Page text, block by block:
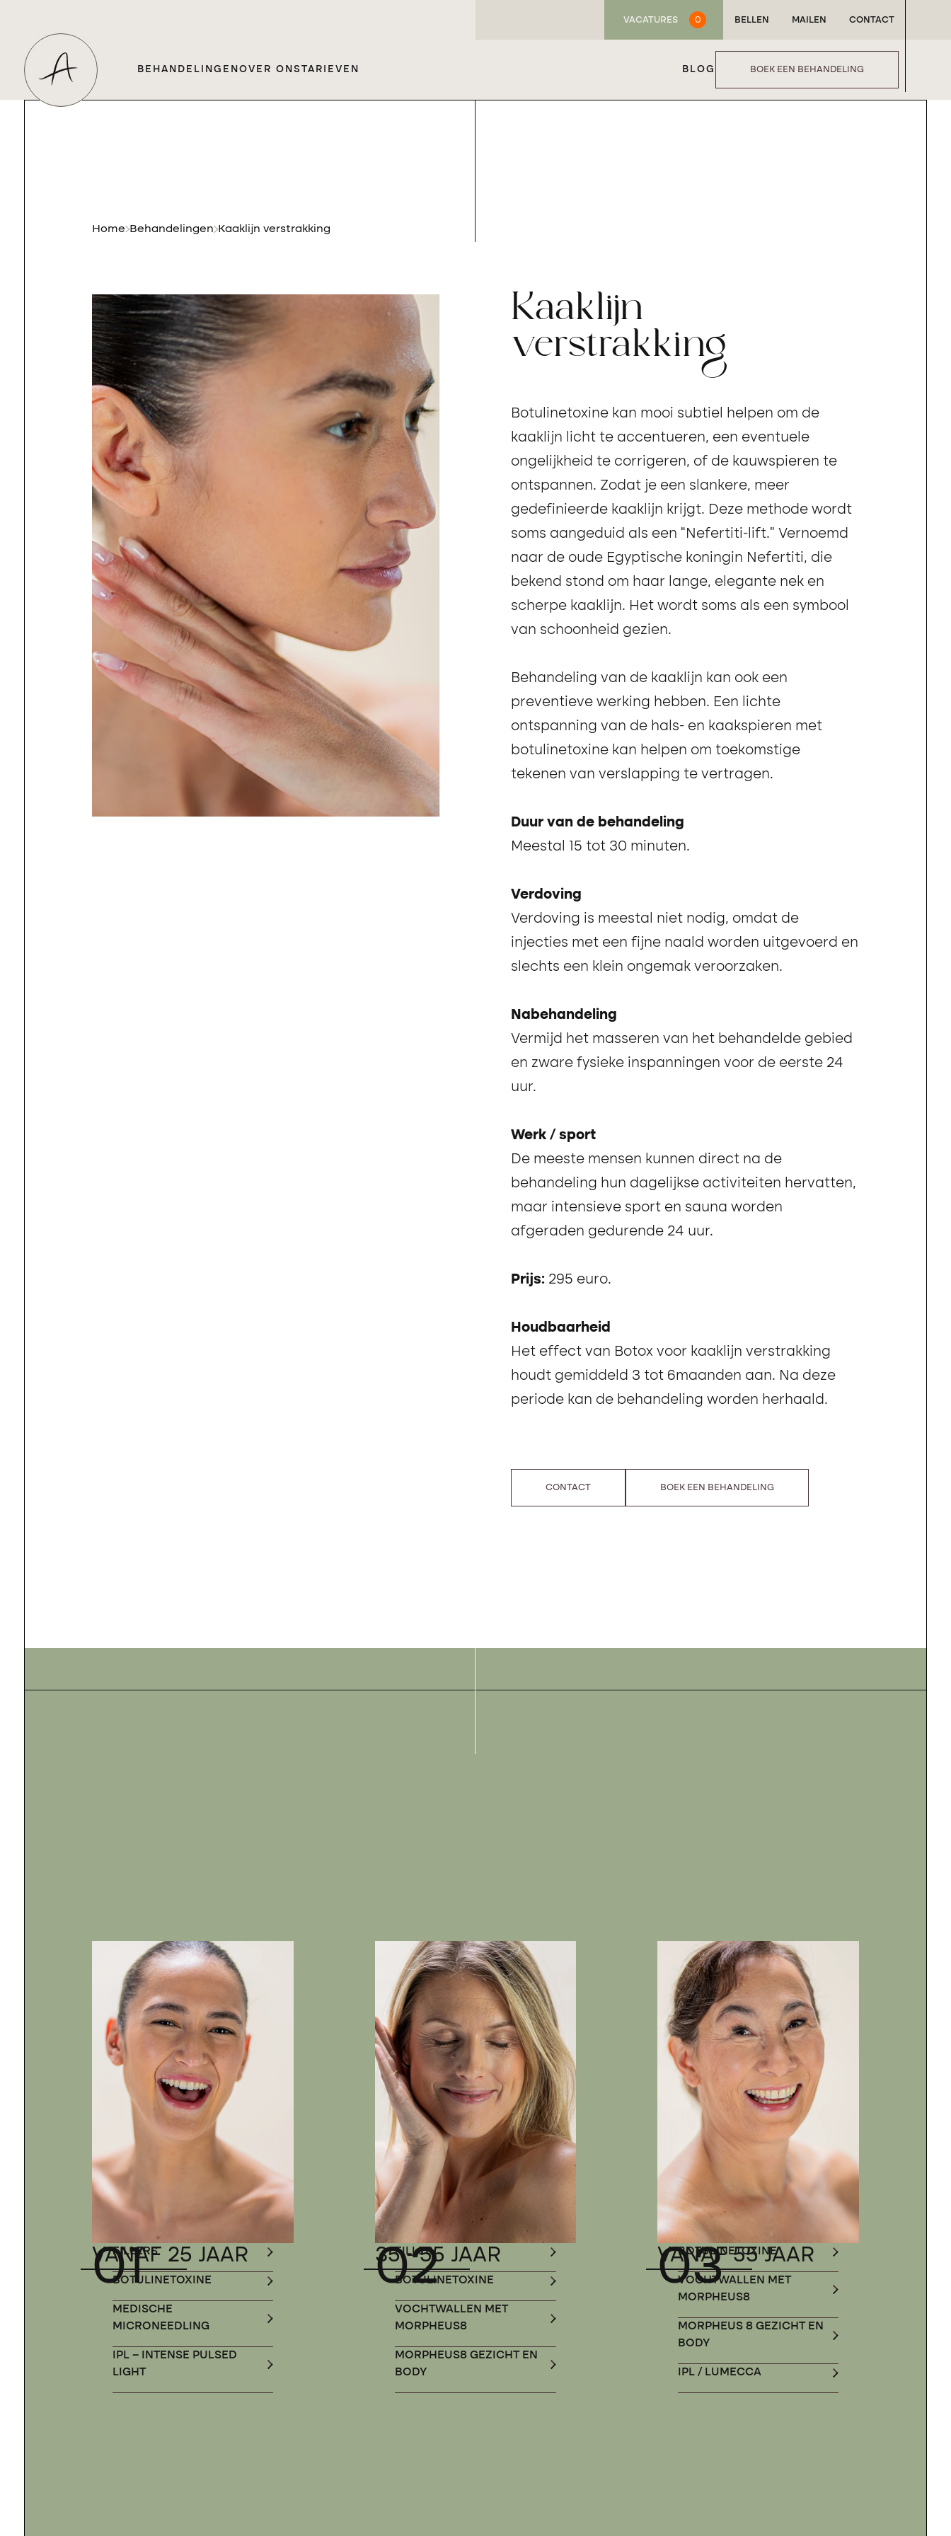
VACATURES 0 BELLEN MAILEN CONTACT
BEHANDELINGEN OVER ONS TARIEVEN BLOG BOEK EEN BEHANDELING
Home Behandelingen Kaaklijn verstrakking
Kaaklijn
verstrakking
Botulinetoxine kan mooi subtiel helpen om de
kaaklijn licht te accentueren, een eventuele
ongelijkheid te corrigeren, of de kauwspieren te
ontspannen. Zodat je een slankere, meer
gedefinieerde kaaklijn krijgt. Deze methode wordt
soms aangeduid als een “Nefertiti-lift.” Vernoemd
naar de oude Egyptische koningin Nefertiti, die
bekend stond om haar lange, elegante nek en
scherpe kaaklijn. Het wordt soms als een symbool
van schoonheid gezien.
Behandeling van de kaaklijn kan ook een
preventieve werking hebben. Een lichte
ontspanning van de hals- en kaakspieren met
botulinetoxine kan helpen om toekomstige
tekenen van verslapping te vertragen.
Duur van de behandeling
Meestal 15 tot 30 minuten.
Verdoving
Verdoving is meestal niet nodig, omdat de
injecties met een fijne naald worden uitgevoerd en
slechts een klein ongemak veroorzaken.
Nabehandeling
Vermijd het masseren van het behandelde gebied
en zware fysieke inspanningen voor de eerste 24
uur.
Werk / sport
De meeste mensen kunnen direct na de
behandeling hun dagelijkse activiteiten hervatten,
maar intensieve sport en sauna worden
afgeraden gedurende 24 uur.
Prijs:295 euro.
Houdbaarheid
Het effect van Botox voor kaaklijn verstrakking
houdt gemiddeld 3 tot 6maanden aan. Na deze
periode kan de behandeling worden herhaald.
CONTACT BOEK EEN BEHANDELING
01
VANAF 25 JAAR
FILLERS
BOTULINETOXINE
MEDISCHE
MICRONEEDLING
IPL – INTENSE PULSED
LIGHT
02
35 - 55 JAAR
FILLER
BOTULINETOXINE
VOCHTWALLEN MET
MORPHEUS8
MORPHEUS8 GEZICHT EN
BODY
03
VANAF 55 JAAR
BOTULINETOXINE
VOCHTWALLEN MET
MORPHEUS8
MORPHEUS 8 GEZICHT EN
BODY
IPL / LUMECCA